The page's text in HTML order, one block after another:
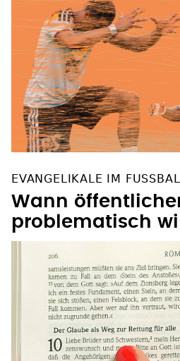
EVANGELIKALE IM FUSSBALL
Wann
problematisch